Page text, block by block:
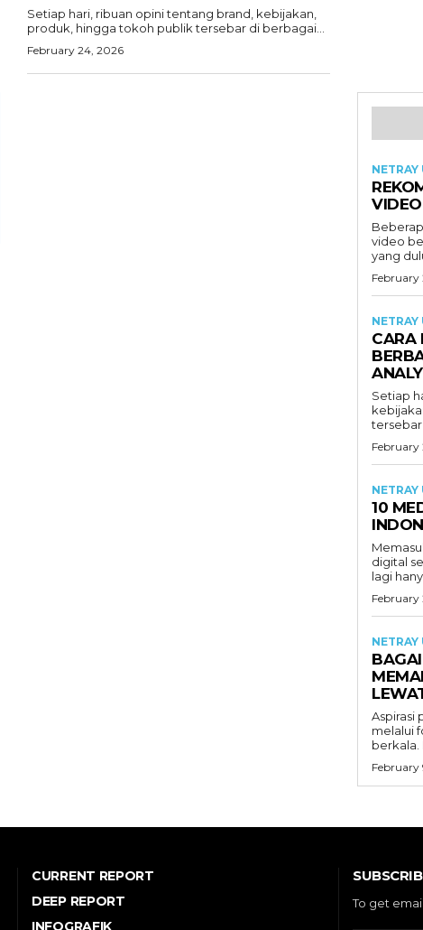
Setiap hari, ribuan opini tentang brand, kebijakan,
produk, hingga tokoh publik tersebar di berbagai...
February 24, 2026
video
yang
February
CARA
Setiap
tersebar
February
10
digital
lagi
February
Aspirasi
melalui
berkala.
February
CURRENT REPORT
DEEP REPORT
INFOGRAFIK
To get